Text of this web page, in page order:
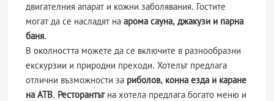
двигателния апарат и кожни заболявания. Гостите
могат да се насладят наарома сауна, джакузи и парна
баня.
В околността можете да се включите в разнообразни
екскурзии и природни преходи. Хотелът предлага
отлични възможности за риболов, конна езда и каране
на АТВ. Ресторантътна хотела предлага богато меню и